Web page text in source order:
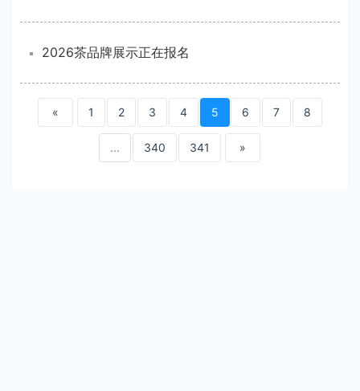
2026茶品牌展示正在报名
« 1 2 3 4 5 6 7 8
... 340 341 »